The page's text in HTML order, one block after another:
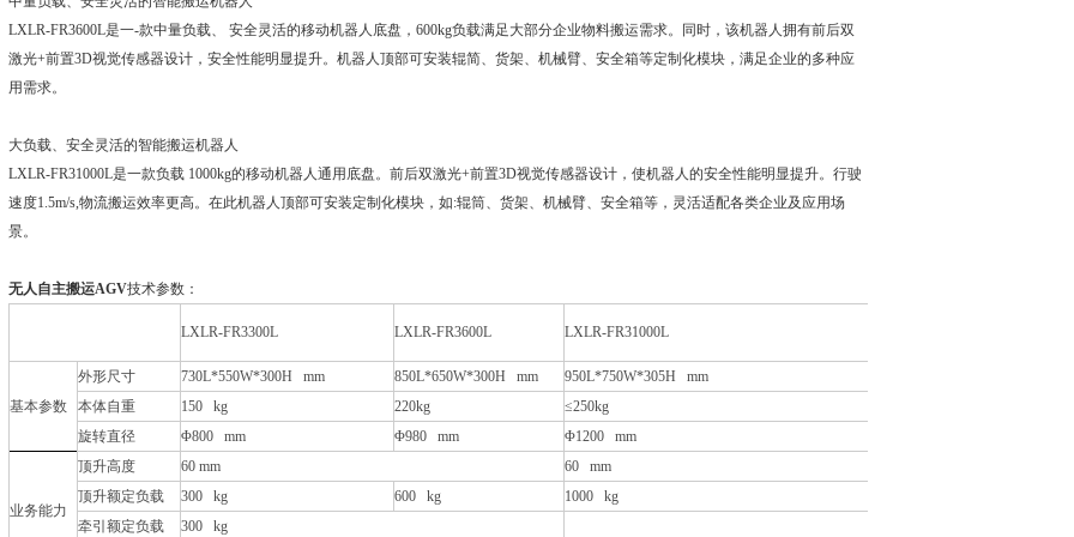
LXLR-FR3600L是一-款中量负载、 安全灵活的移动机器人底盘，600kg负载满足大部分企业物料搬运需求。同时，该机器人拥有前后双
激光+前置3D视觉传感器设计，安全性能明显提升。机器人顶部可安装辊简、货架、机械臂、安全箱等定制化模块，满足企业的多种应
用需求。
大负载、安全灵活的智能搬运机器人
LXLR-FR31000L是一款负载 1000kg的移动机器人通用底盘。前后双激光+前置3D视觉传感器设计，使机器人的安全性能明显提升。行驶
速度1.5m/s,物流搬运效率更高。在此机器人顶部可安装定制化模块，如:辊筒、货架、机械臂、安全箱等，灵活适配各类企业及应用场
景。
无人自主搬运AGV技术参数：
LXLR-FR3300L LXLR-FR3600L LXLR-FR31000L
基本参数
外形尺寸 730L*550W*300H mm 850L*650W*300H mm
950L*750W*305H mm
本体自重
150 kg 220kg ≤250kg
旋转直径
Φ800 mm Φ980 mm Φ1200 mm
业务能力
顶升高度 60 mm
60 mm
顶升额定负载
300 kg 600 kg
1000 kg
牵引额定负载
300 kg